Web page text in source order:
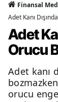
Finansal
Adet Kanı
Adet
Orucu
Adet kanı
orucu